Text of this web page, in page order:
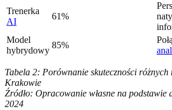
Trenerka
AI
61%
Model
hybrydowy
85%
Tabela 2: Porównanie skuteczności
Krakowie
Źródło: Opracowanie własne na podstawie
2024